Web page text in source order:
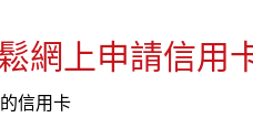
網上申請信用
信用卡